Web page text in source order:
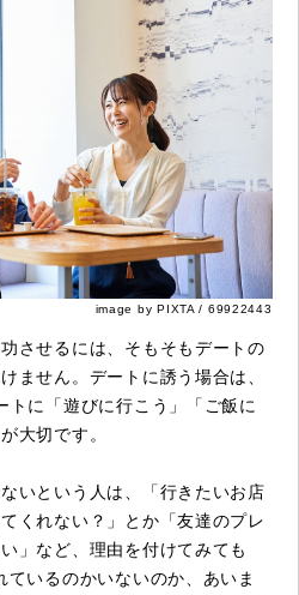
image by PIXTA / 69922443
させるには、そもそもデートの
ません。デートに誘う場合は、
トに「遊びに行こう」「ご飯に
大切です。
いという人は、「行きたいお店
くれない？」とか「友達のプレ
」など、理由を付けてみても
いるのかいないのか、あいま